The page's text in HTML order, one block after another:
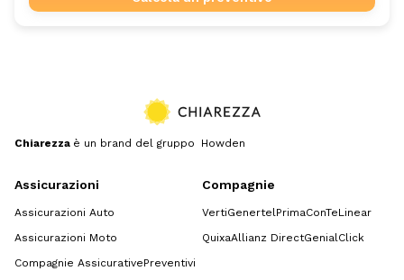
Chiarezza è un brand del gruppo Howden
Assicurazioni
Assicurazioni Auto
Assicurazioni Moto
Compagnie AssicurativePreventivi
Compagnie
VertiGenertelPrimaConTeLinear
QuixaAllianz DirectGenialClick